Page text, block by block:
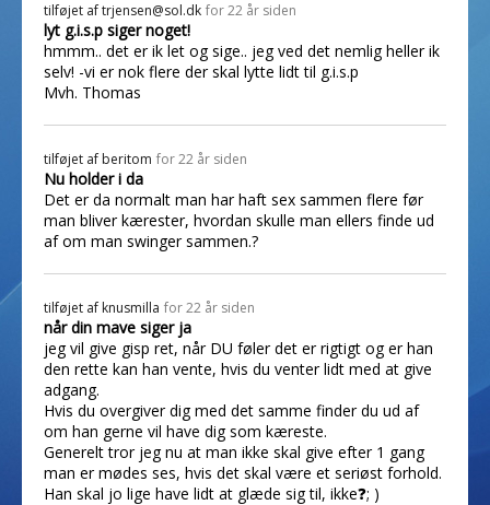
tilføjet aftrjensen@sol.dk for 22 år siden
lyt g.i.s.p siger noget!
hmmm.. det er ik let og sige.. jeg ved det nemlig heller ik
selv! -vi er nok flere der skal lytte lidt til g.i.s.p
Mvh. Thomas
tilføjet af beritom for 22 år siden
Nu holder i da
Det er da normalt man har haft sex sammen flere før
man bliver kærester, hvordan skulle man ellers finde ud
af om man swinger sammen.?
tilføjet af knusmilla for 22 år siden
når din mave siger ja
jeg vil give gisp ret, når DU føler det er rigtigt og er han
den rette kan han vente, hvis du venter lidt med at give
adgang.
Hvis du overgiver dig med det samme finder du ud af
om han gerne vil have dig som kæreste.
Generelt tror jeg nu at man ikke skal give efter 1 gang
man er mødes ses, hvis det skal være et seriøst forhold.
Han skal jo lige have lidt at glæde sig til, ikke❓; )